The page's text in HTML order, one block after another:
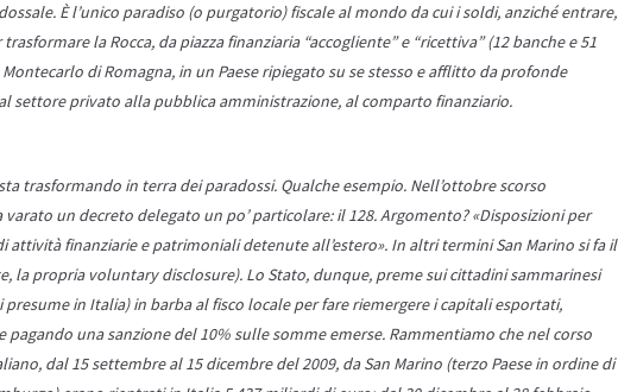
È l’unico paradiso (o purgatorio) fiscale al mondo da cui i soldi, anziché entrare,
la Rocca, da piazza finanziaria “accogliente” e “ricettiva” (12 banche e 51
di Romagna, in un Paese ripiegato su se stesso e afflitto da profonde
settore privato alla pubblica amministrazione, al comparto finanziario.
trasformando in terra dei paradossi. Qualche esempio. Nell’ottobre scorso
un decreto delegato un po’ particolare: il 128. Argomento? «Disposizioni per
attività finanziarie e patrimoniali detenute all’estero». In altri termini San Marino si fa il
la propria voluntary disclosure). Lo Stato, dunque, preme sui cittadini sammarinesi
presume in Italia) in barba al fisco locale per fare riemergere i capitali esportati,
una sanzione del 10% sulle somme emerse. Rammentiamo che nel corso
dal 15 settembre al 15 dicembre del 2009, da San Marino (terzo Paese in ordine di